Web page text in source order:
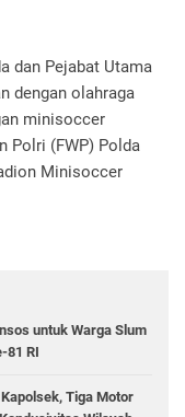
dan Pejabat Utama
dengan olahraga
minisoccer
Polri (FWP) Polda
Minisoccer
untuk Warga Slum
81 RI
Tiga Motor